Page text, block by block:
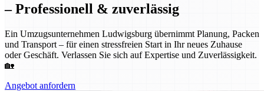
– Professionell & zuverlässig
Ein Umzugsunternehmen Ludwigsburg übernimmt Planung, Packen
und Transport – für einen stressfreien Start in Ihr neues Zuhause
oder Geschäft. Verlassen Sie sich auf Expertise und Zuverlässigkeit.
🏡
Angebot anfordern